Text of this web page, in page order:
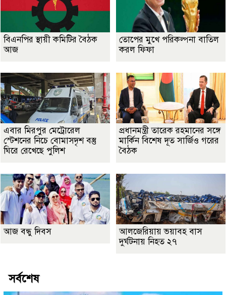
বিএনপির স্থায়ী কমিটির বৈঠক
আজ
তোপের মুখে পরিকল্পনা বাতিল
করল ফিফা
এবার মিরপুর মেট্রোরেল
স্টেশনের নিচে বোমাসদৃশ বস্তু
ঘিরে রেখেছে পুলিশ
প্রধানমন্ত্রী তারেক রহমানের সঙ্গে
মার্কিন বিশেষ দূত সার্জিও গরের
বৈঠক
আজ বন্ধু দিবস
আলজেরিয়ায় ভয়াবহ বাস
দুর্ঘটনায় নিহত ২৭
সর্বশেষ